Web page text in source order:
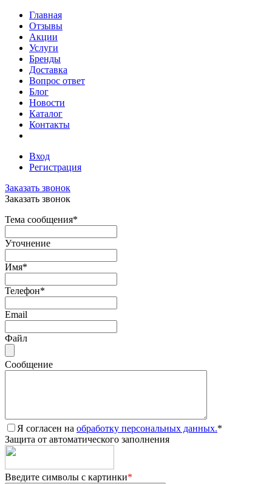
Главная
Отзывы
Акции
Услуги
Бренды
Доставка
Вопрос ответ
Блог
Новости
Каталог
Контакты
Вход
Регистрация
Заказать звонок
Заказать звонок
Тема сообщения*
Уточнение
Имя*
Телефон*
Email
Файл
Сообщение
Я согласен на обработку персональных данных.*
Защита от автоматического заполнения
Введите символы с картинки*